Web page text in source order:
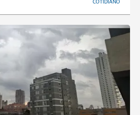
COTIDIANO